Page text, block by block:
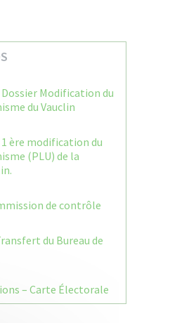
Modification du
du Vauclin
ère modification du
(PLU) de la
de contrôle
du Bureau de
– Carte Électorale